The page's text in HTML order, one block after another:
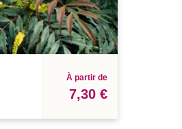
À partir de
7,30 €